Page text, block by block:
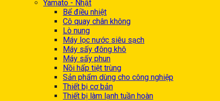
Yamato - Nhật
Bể điều nhiệt
Cô quay chân không
Lò nung
Máy lọc nước siêu sạch
Máy sấy đông khô
Máy sấy phun
Nồi hấp tiệt trùng
Sản phẩm dùng cho công nghiệp
Thiết bị cơ bản
Thiết bị làm lạnh tuần hoàn